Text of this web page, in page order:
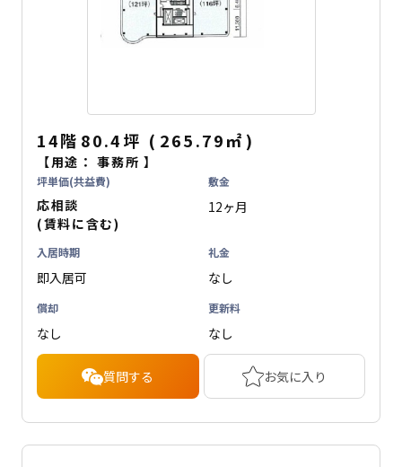
14階 80.4坪 ( 265.79㎡ )
【用途：事務所 】
坪単価(共益費)
応相談
(賃料に含む)
敷金
12ヶ月
入居時期
即入居可
礼金
なし
償却
なし
更新料
なし
質問する お気に入り